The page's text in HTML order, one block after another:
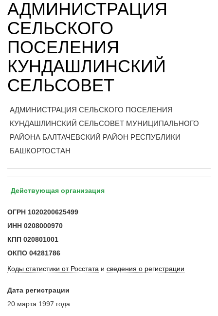
АДМИНИСТРАЦИЯ
СЕЛЬСКОГО
ПОСЕЛЕНИЯ
КУНДАШЛИНСКИЙ
СЕЛЬСОВЕТ
АДМИНИСТРАЦИЯ СЕЛЬСКОГО ПОСЕЛЕНИЯ
КУНДАШЛИНСКИЙ СЕЛЬСОВЕТ МУНИЦИПАЛЬНОГО
РАЙОНА БАЛТАЧЕВСКИЙ РАЙОН РЕСПУБЛИКИ
БАШКОРТОСТАН
Действующая организация
ОГРН 1020200625499
ИНН 0208000970
КПП 020801001
ОКПО 04281786
Коды статистики от Росстата и сведения о регистрации
Дата регистрации
20 марта 1997 года